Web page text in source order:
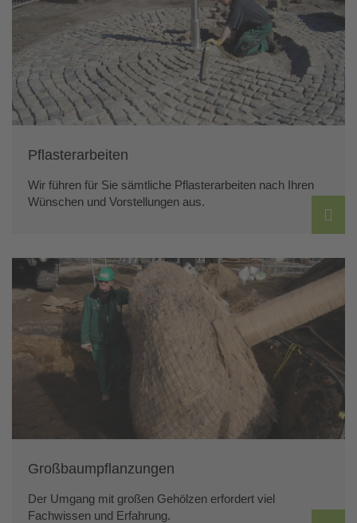
Pflasterarbeiten
Wir führen für Sie sämtliche Pflasterarbeiten nach Ihren
Wünschen und Vorstellungen aus.
Großbaumpflanzungen
Der Umgang mit großen Gehölzen erfordert viel
Fachwissen und Erfahrung.